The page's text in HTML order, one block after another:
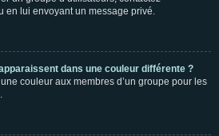
en lui envoyant un message privé.
dans une couleur différente ?
couleur aux membres d’un groupe pour les